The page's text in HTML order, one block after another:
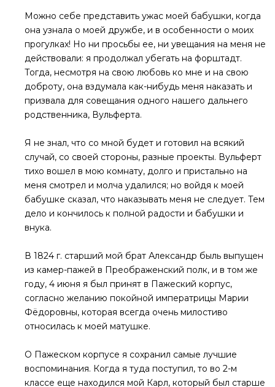
Можно себе представить ужас моей бабушки, когда
она узнала о моей дружбе, и в особенности о моих
прогулках! Но ни просьбы ее, ни увещания на меня не
действовали: я продолжал убегать на форштадт.
Тогда, несмотря на свою любовь ко мне и на свою
доброту, она вздумала как-нибудь меня наказать и
призвала для совещания одного нашего дальнего
родственника, Вульферта.
Я не знал, что со мной будет и готовил на всякий
случай, со своей стороны, разные проекты. Вульферт
тихо вошел в мою комнату, долго и пристально на
меня смотрел и молча удалился; но войдя к моей
бабушке сказал, что наказывать меня не следует. Тем
дело и кончилось к полной радости и бабушки и
внука.
В 1824 г. старший мой брат Александр быль выпущен
из камер-пажей в Преображенский полк, и в том же
году, 4 июня я был принят в Пажеский корпус,
согласно желанию покойной императрицы Марии
Фёдоровны, которая всегда очень милостиво
относилась к моей матушке.
О Пажеском корпусе я сохранил самые лучшие
воспоминания. Когда я туда поступил, то во 2-м
классе еще находился мой Карл, который был старше